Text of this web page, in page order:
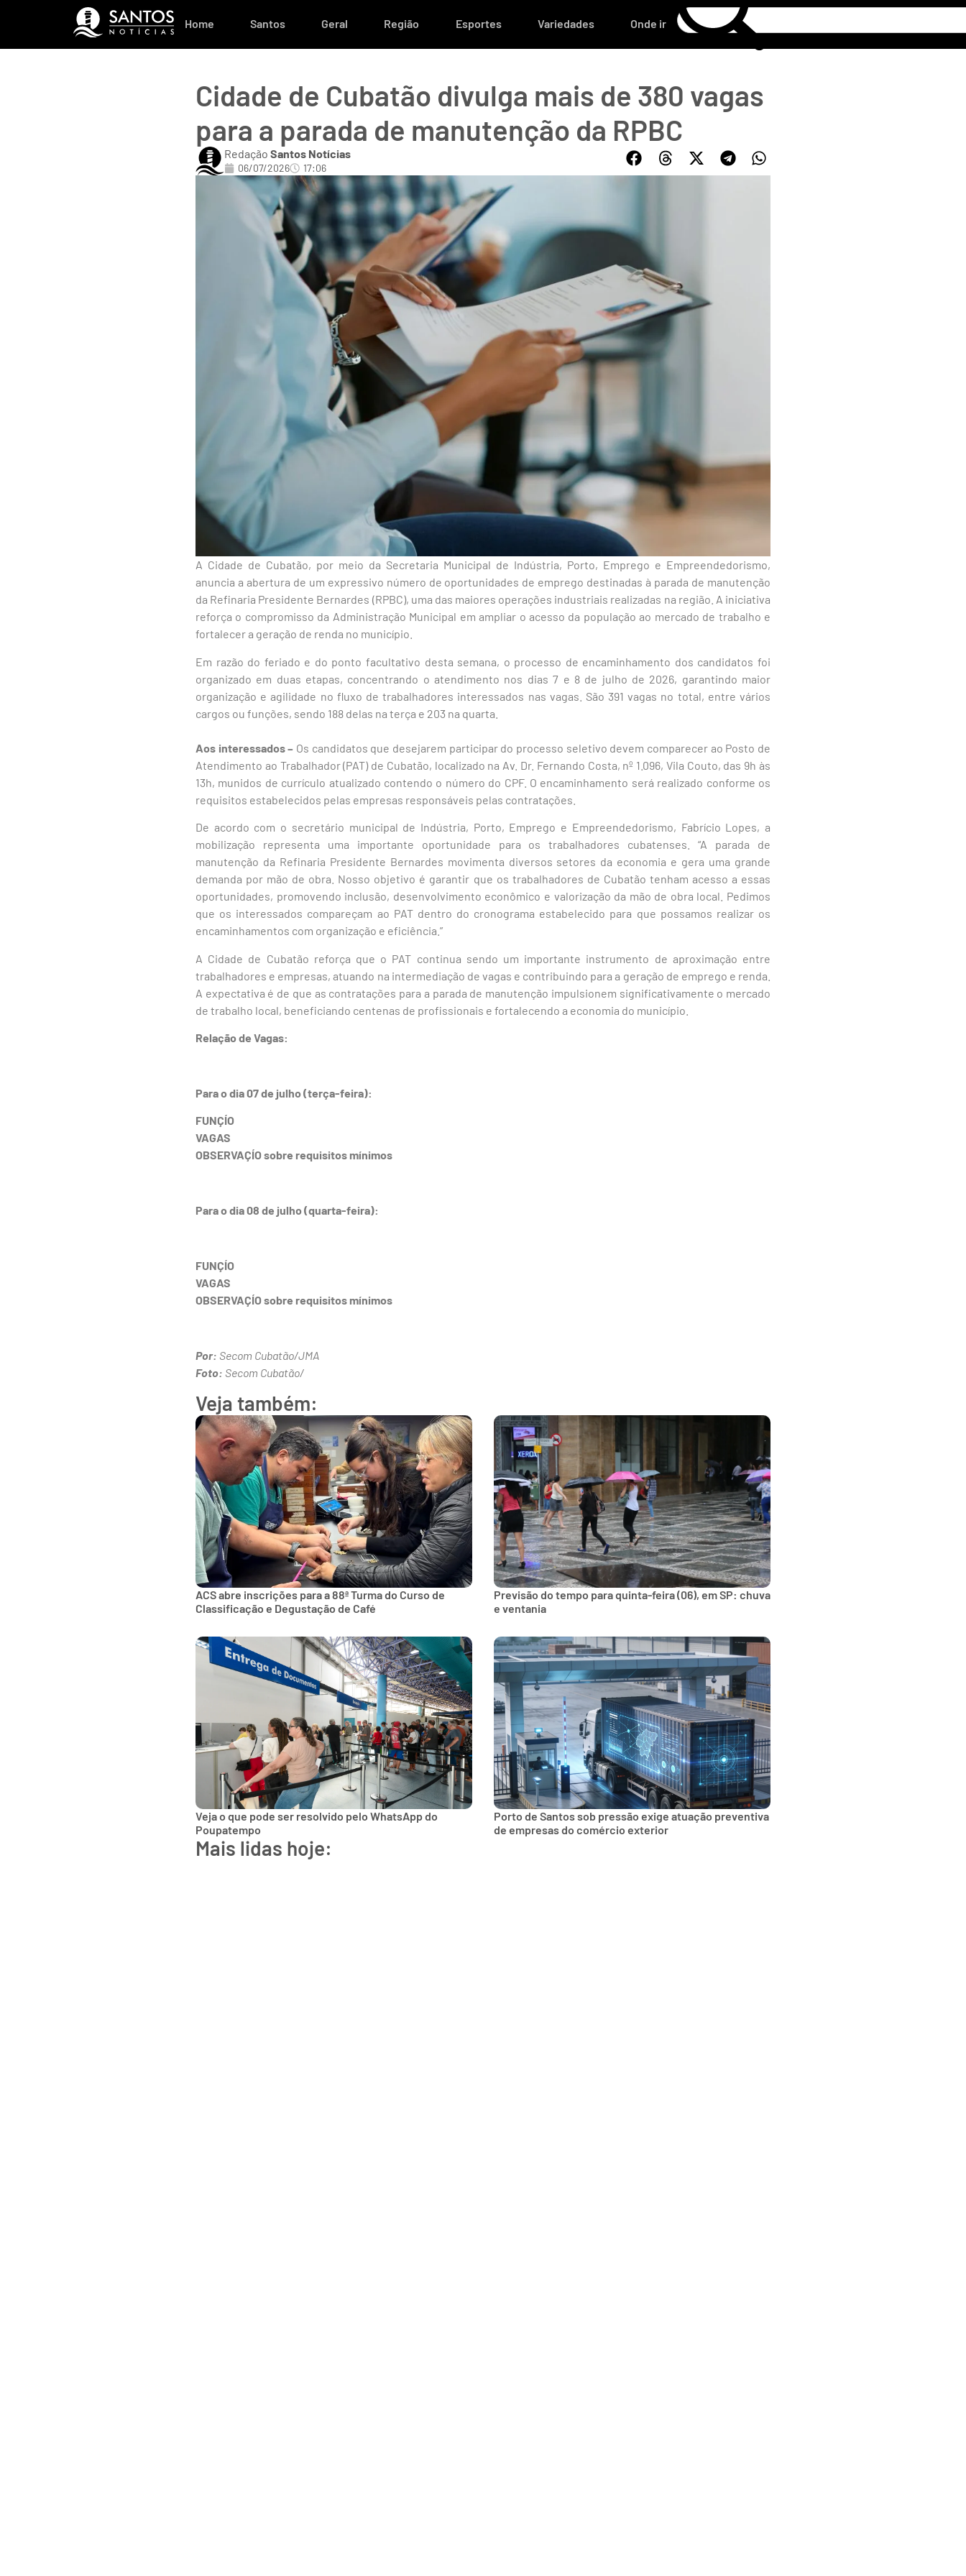
Home Santos Geral Região Esportes Variedades Onde ir
Cidade de Cubatão divulga mais de 380 vagas
para a parada de manutenção da RPBC
Redação Santos Notícias
06/07/2026 17:06
A Cidade de Cubatão, por meio da Secretaria Municipal de Indústria, Porto, Emprego e Empreendedorismo,
anuncia a abertura de um expressivo número de oportunidades de emprego destinadas à parada de manutenção
da Refinaria Presidente Bernardes (RPBC), uma das maiores operações industriais realizadas na região. A iniciativa
reforça o compromisso da Administração Municipal em ampliar o acesso da população ao mercado de trabalho e
fortalecer a geração de renda no município.
Em razão do feriado e do ponto facultativo desta semana, o processo de encaminhamento dos candidatos foi
organizado em duas etapas, concentrando o atendimento nos dias 7 e 8 de julho de 2026, garantindo maior
organização e agilidade no fluxo de trabalhadores interessados nas vagas. São 391 vagas no total, entre vários
cargos ou funções, sendo 188 delas na terça e 203 na quarta.
Aos interessados – Os candidatos que desejarem participar do processo seletivo devem comparecer ao Posto de
Atendimento ao Trabalhador (PAT) de Cubatão, localizado na Av. Dr. Fernando Costa, nº 1.096, Vila Couto, das 9h às
13h, munidos de currículo atualizado contendo o número do CPF. O encaminhamento será realizado conforme os
requisitos estabelecidos pelas empresas responsáveis pelas contratações.
De acordo com o secretário municipal de Indústria, Porto, Emprego e Empreendedorismo, Fabrício Lopes, a
mobilização representa uma importante oportunidade para os trabalhadores cubatenses. “A parada de
manutenção da Refinaria Presidente Bernardes movimenta diversos setores da economia e gera uma grande
demanda por mão de obra. Nosso objetivo é garantir que os trabalhadores de Cubatão tenham acesso a essas
oportunidades, promovendo inclusão, desenvolvimento econômico e valorização da mão de obra local. Pedimos
que os interessados compareçam ao PAT dentro do cronograma estabelecido para que possamos realizar os
encaminhamentos com organização e eficiência.”
A Cidade de Cubatão reforça que o PAT continua sendo um importante instrumento de aproximação entre
trabalhadores e empresas, atuando na intermediação de vagas e contribuindo para a geração de emprego e renda.
A expectativa é de que as contratações para a parada de manutenção impulsionem significativamente o mercado
de trabalho local, beneficiando centenas de profissionais e fortalecendo a economia do município.
Relação de Vagas:
Para o dia 07 de julho (terça-feira):
FUNÇÍO
VAGAS
OBSERVAÇÍO sobre requisitos mínimos
Para o dia 08 de julho (quarta-feira):
FUNÇÍO
VAGAS
OBSERVAÇÍO sobre requisitos mínimos
Por: Secom Cubatão/JMA
Foto: Secom Cubatão/
Veja também:
ACS abre inscrições para a 88ª Turma do Curso de
Classificação e Degustação de Café
Previsão do tempo para quinta-feira (06), em SP: chuva
e ventania
Veja o que pode ser resolvido pelo WhatsApp do
Poupatempo
Porto de Santos sob pressão exige atuação preventiva
de empresas do comércio exterior
Mais lidas hoje: